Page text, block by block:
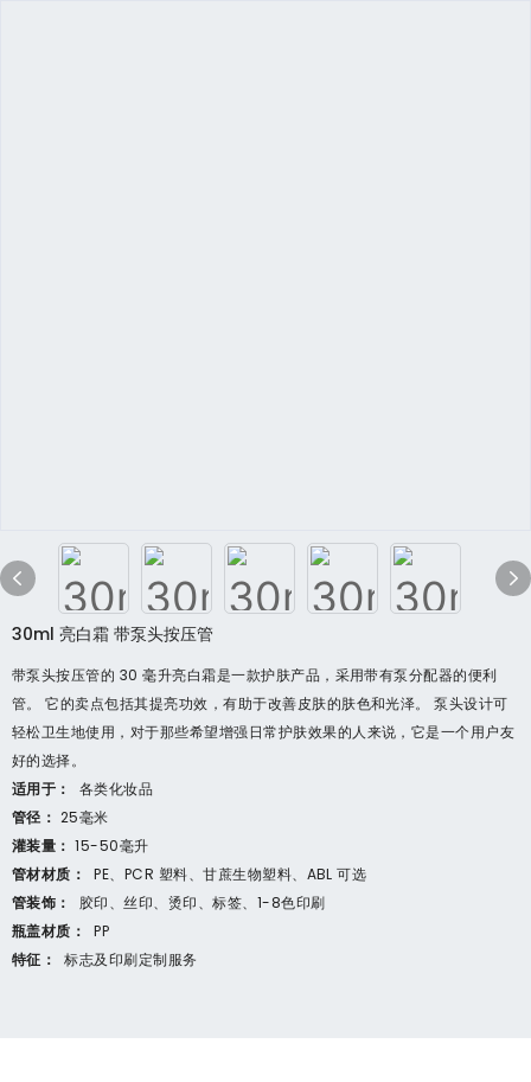
30ml 亮白霜 带泵头按压管
带泵头按压管的 30 毫升亮白霜是一款护肤产品，采用带有泵分配器的便利
管。 它的卖点包括其提亮功效，有助于改善皮肤的肤色和光泽。 泵头设计可
轻松卫生地使用，对于那些希望增强日常护肤效果的人来说，它是一个用户友
好的选择。
适用于：
各类化妆品
管径： 25毫米
灌装量：15-50毫升
管材材质：
PE、PCR 塑料、甘蔗生物塑料、ABL 可选
管装饰：
胶印、丝印、烫印、标签、1-8色印刷
瓶盖材质：
PP
特征：
标志及印刷定制服务